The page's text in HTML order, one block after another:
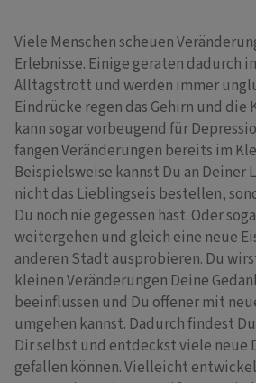
Viele Menschen scheuen
Erlebnisse. Einige geraten dadurch
Alltagstrott und werden immer
Eindrücke regen das Gehirn und die
kann sogar vorbeugend für
fangen Veränderungen bereits im
Beispielsweise kannst Du an
nicht das Lieblingseis bestellen,
Du noch nie gegessen hast. Oder
weitergehen und gleich eine neue
anderen Stadt ausprobieren. Du
kleinen Veränderungen Deine
beeinflussen und Du offener mit
umgehen kannst. Dadurch findest
Dir selbst und entdeckst viele neue
gefallen können. Vielleicht